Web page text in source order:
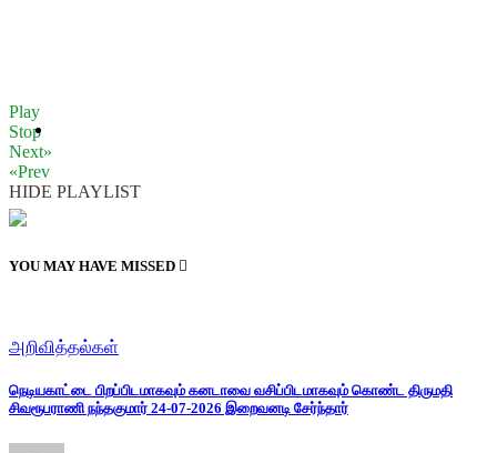
Play
Stop
Next»
«Prev
HIDE PLAYLIST
YOU MAY HAVE MISSED
அறிவித்தல்கள்
நெடியகாட்டை பிறப்பிடமாகவும் கனடாவை வசிப்பிடமாகவும் கொண்ட திருமதி
சிவரூபராணி நந்தகுமார் 24-07-2026 இறைவனடி சேர்ந்தார்